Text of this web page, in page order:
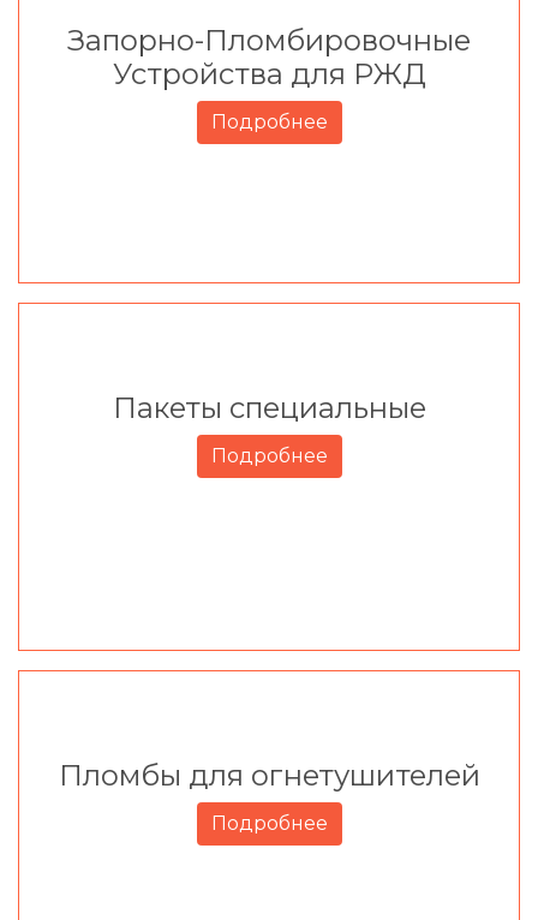
Запорно-Пломбировочные
Устройства для РЖД
Подробнее
Пакеты специальные
Подробнее
Пломбы для огнетушителей
Подробнее